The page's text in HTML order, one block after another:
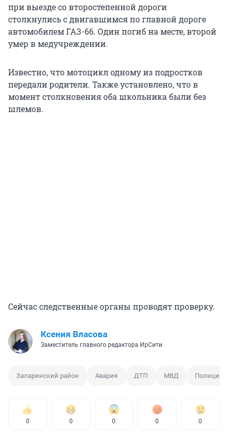
при выезде со второстепенной дороги
столкнулись с двигавшимся по главной дороге
автомобилем ГАЗ-66. Один погиб на месте, второй
умер в медучреждении.
Известно, что мотоцикл одному из подростков
передали родители. Также установлено, что в
момент столкновения оба школьника были без
шлемов.
Сейчас следственные органы проводят проверку.
Ксения Власова
Заместитель главного редактора ИрСити
Заларинский район Авария ДТП МВД Полиция
0 0 0 0 0